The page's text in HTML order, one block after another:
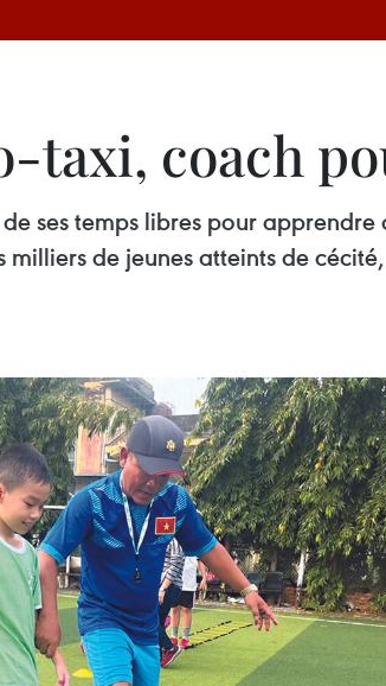
taxi, coach
ses temps libres pour
de jeunes atteints de